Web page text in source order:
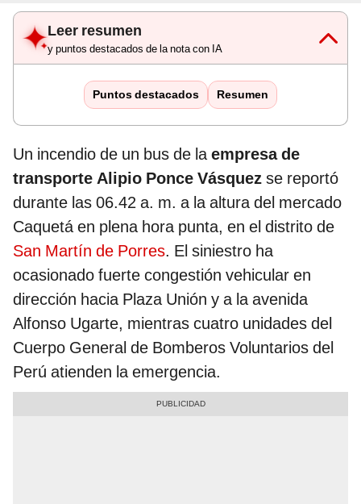
Leer resumen
y puntos destacados de la nota con IA
Puntos destacados Resumen
Un incendio de un bus de laempresa de
transporte Alipio Ponce Vásquez se reportó
durante las 06.42 a. m. a la altura del mercado
Caquetá en plena hora punta, en el distrito de
San Martín de Porres. El siniestro ha
ocasionado fuerte congestión vehicular en
dirección hacia Plaza Unión y a la avenida
Alfonso Ugarte, mientras cuatro unidades del
Cuerpo General de Bomberos Voluntarios del
Perú atienden la emergencia.